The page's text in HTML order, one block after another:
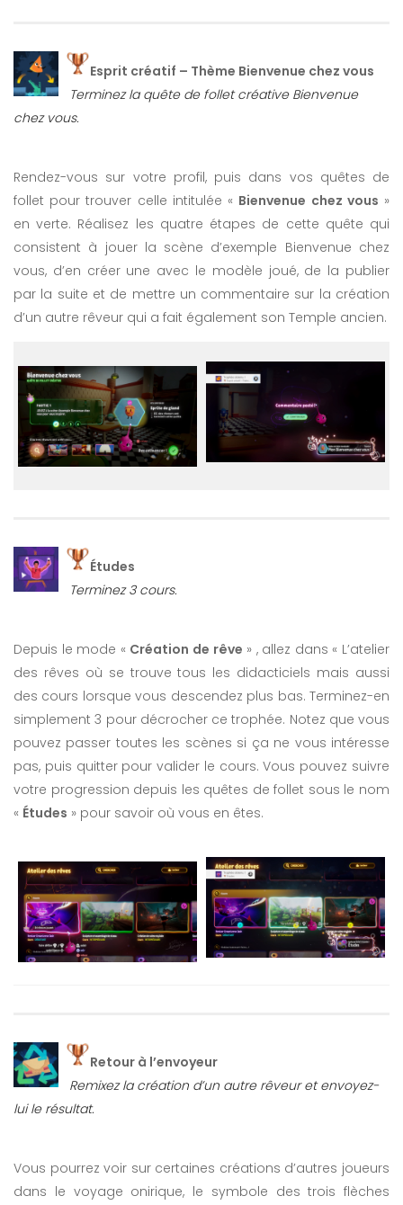
Esprit créatif – Thème Bienvenue chez vous
Terminez la quête de follet créative Bienvenue
chez vous.
Rendez-vous sur votre profil, puis dans vos quêtes de
follet pour trouver celle intitulée « Bienvenue chez vous »
en verte. Réalisez les quatre étapes de cette quête qui
consistent à jouer la scène d’exemple Bienvenue chez
vous, d’en créer une avec le modèle joué, de la publier
par la suite et de mettre un commentaire sur la création
d’un autre rêveur qui a fait également son Temple ancien.
Études
Terminez 3 cours.
Depuis le mode « Création de rêve » , allez dans « L’atelier
des rêves où se trouve tous les didacticiels mais aussi
des cours lorsque vous descendez plus bas. Terminez-en
simplement 3 pour décrocher ce trophée. Notez que vous
pouvez passer toutes les scènes si ça ne vous intéresse
pas, puis quitter pour valider le cours. Vous pouvez suivre
votre progression depuis les quêtes de follet sous le nom
« Études » pour savoir où vous en êtes.
Retour à l’envoyeur
Remixez la création d’un autre rêveur et envoyez-
lui le résultat.
Vous pourrez voir sur certaines créations d’autres joueurs
dans le voyage onirique, le symbole des trois flèches